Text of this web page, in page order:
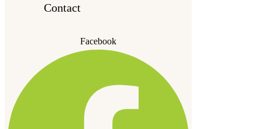
Contact
Facebook